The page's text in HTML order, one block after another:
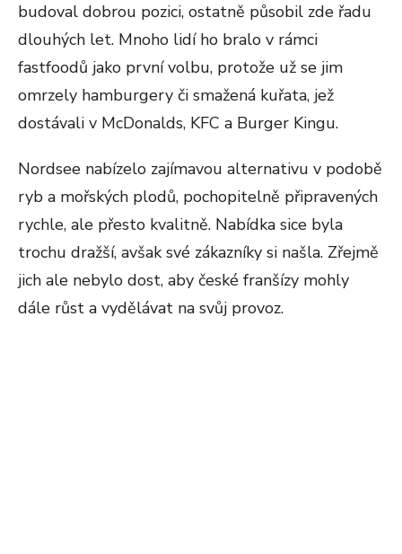
budoval dobrou pozici, ostatně působil zde řadu
dlouhých let. Mnoho lidí ho bralo v rámci
fastfoodů jako první volbu, protože už se jim
omrzely hamburgery či smažená kuřata, jež
dostávali v McDonalds, KFC a Burger Kingu.
Nordsee nabízelo zajímavou alternativu v podobě
ryb a mořských plodů, pochopitelně připravených
rychle, ale přesto kvalitně. Nabídka sice byla
trochu dražší, avšak své zákazníky si našla. Zřejmě
jich ale nebylo dost, aby české franšízy mohly
dále růst a vydělávat na svůj provoz.